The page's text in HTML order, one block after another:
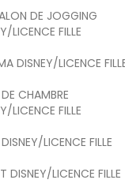
DE JOGGING
LICENCE FILLE
DISNEY/LICENCE
CHAMBRE
LICENCE FILLE
LICENCE FILLE
DISNEY/LICENCE FILLE